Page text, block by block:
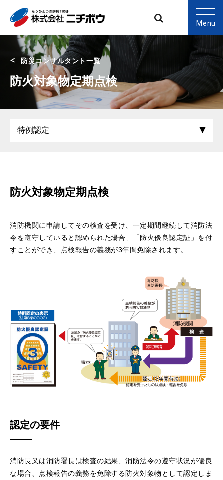
Menu
防災コンサルタント一覧
防火対象物定期点検
防火対象物定期点検
消防機関に申請してその検査を受け、一定期間継続して消防法
令を遵守していると認められた場合、「防火優良認定証」を付
すことができ、点検報告の義務が3年間免除されます。
認定の要件
消防長又は消防署長は検査の結果、消防法令の遵守状況が優良
な場合、点検報告の義務を免除する防火対象物として認定しま